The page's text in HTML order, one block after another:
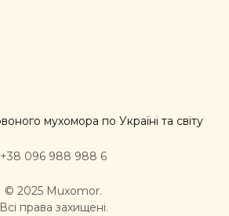
мухомора по Україні та світу
+38 096 988 988 6
© 2025 Muxomor.
Всі права захищені.